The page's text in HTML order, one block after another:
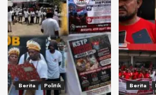
Berita Politik Berita